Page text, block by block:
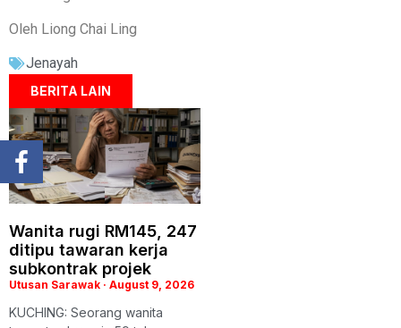
Oleh Liong Chai Ling
Jenayah
BERITA LAIN
Wanita rugi RM145, 247
ditipu tawaran kerja
subkontrak projek
Utusan Sarawak August 9, 2026
KUCHING: Seorang wanita